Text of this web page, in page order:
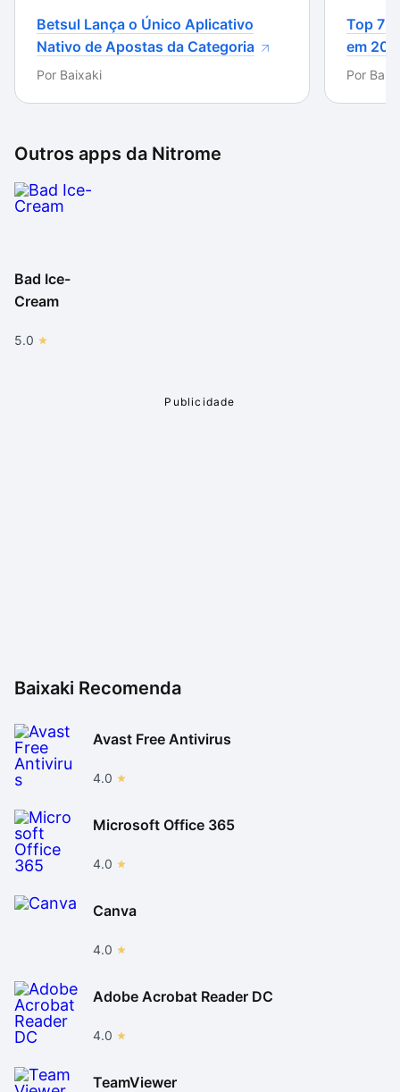
Betsul Lança o Único Aplicativo
Nativo de Apostas da Categoria
Por Baixaki
Top 7
em
Por
Outros apps da Nitrome
Bad Ice-
Cream
5.0
Baixaki Recomenda
Avast Free Antivirus
4.0
Microsoft Office 365
4.0
Canva
4.0
Adobe Acrobat Reader DC
4.0
TeamViewer